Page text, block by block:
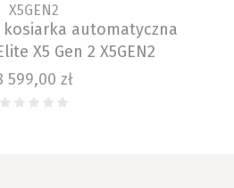
X5GEN2
kosiarka automatyczna
X5 Gen 2 X5GEN2
599,00 zł